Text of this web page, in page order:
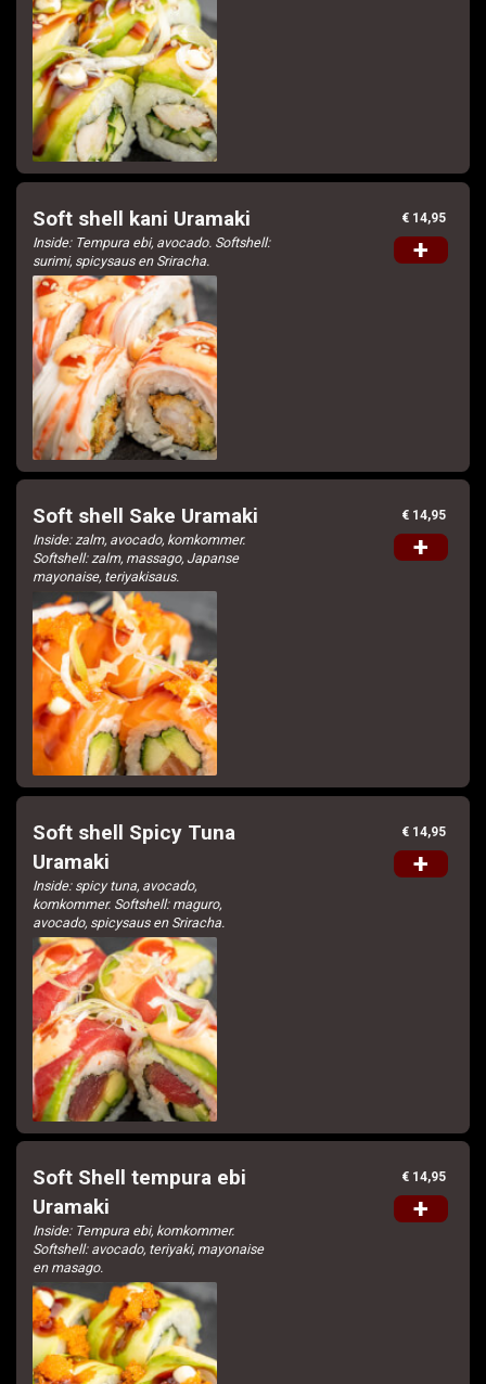
Soft shell kani Uramaki
Inside: Tempura ebi, avocado. Softshell:
surimi, spicysaus en Sriracha.
€ 14,95
+
Soft shell Sake Uramaki
Inside: zalm, avocado, komkommer.
Softshell: zalm, massago, Japanse
mayonaise, teriyakisaus.
€ 14,95
+
Soft shell Spicy Tuna
Uramaki
Inside: spicy tuna, avocado,
komkommer. Softshell: maguro,
avocado, spicysaus en Sriracha.
€ 14,95
+
Soft Shell tempura ebi
Uramaki
Inside: Tempura ebi, komkommer.
Softshell: avocado, teriyaki, mayonaise
en masago.
€ 14,95
+